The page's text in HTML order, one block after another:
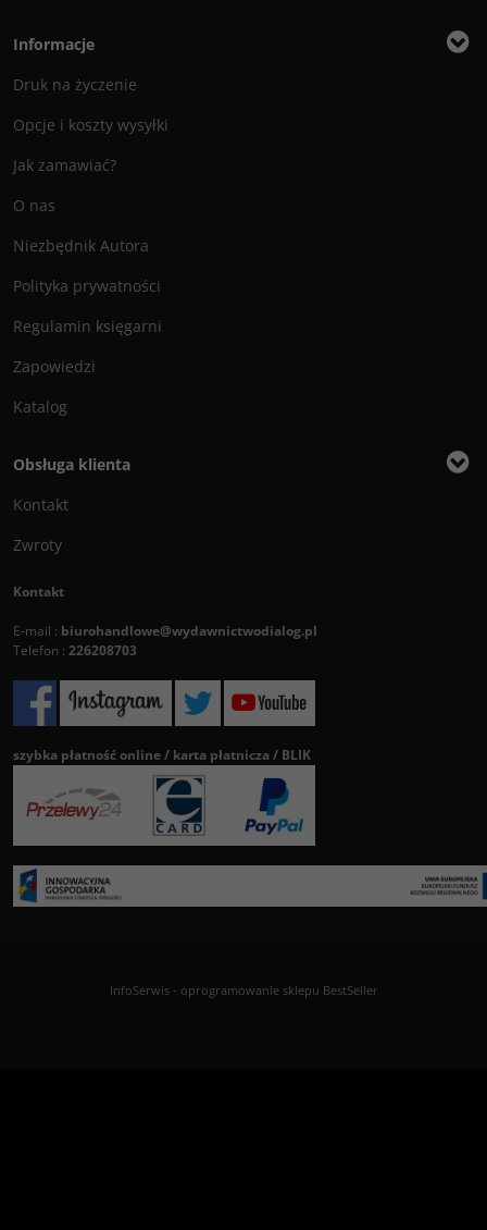
Informacje
Druk na życzenie
Opcje i koszty wysyłki
Jak zamawiać?
O nas
Niezbędnik Autora
Polityka prywatności
Regulamin księgarni
Zapowiedzi
Katalog
Obsługa klienta
Kontakt
Zwroty
Kontakt
E-mail : biurohandlowe@wydawnictwodialog.pl
Telefon : 226208703
szybka płatność online / karta płatnicza / BLIK
InfoSerwis- oprogramowanie sklepu BestSeller